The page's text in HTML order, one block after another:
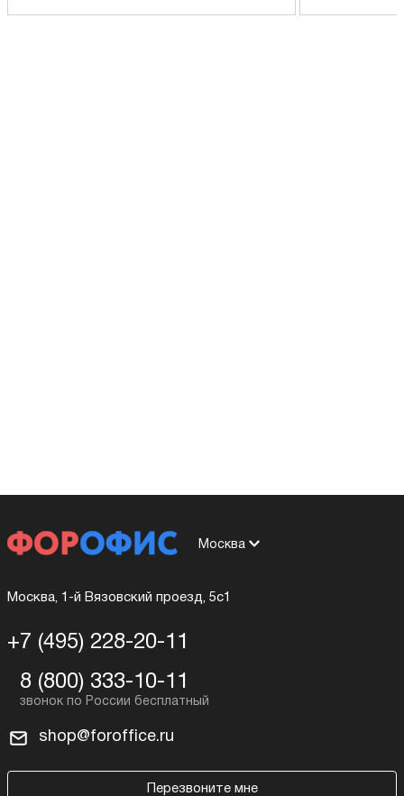
Москва
Москва, 1-й Вязовский проезд, 5с1
+7 (495) 228-20-11
8 (800) 333-10-11
shop@foroffice.ru
Перезвоните мне